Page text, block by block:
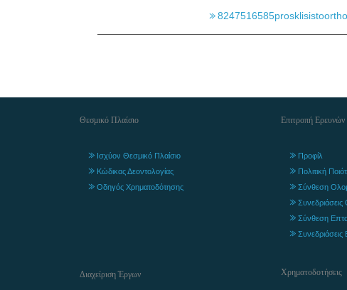
Θεσμικό Πλαίσιο
Ισχύον Θεσμικό Πλαίσιο
Κώδικας Δεοντολογίας
Οδηγός Χρηματοδότησης
Διαχείριση Έργων
Επιτροπή Ερευνών
Προφίλ
Πολιτική
Σύνθεση
Συνεδριάσεις
Σύνθεση
Χρηματοδοτήσεις